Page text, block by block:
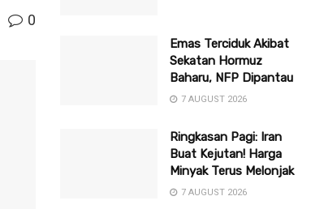
0
Emas Terciduk Akibat
Sekatan Hormuz
Baharu, NFP Dipantau
7 AUGUST 2026
Ringkasan Pagi: Iran
Buat Kejutan! Harga
Minyak Terus Melonjak
7 AUGUST 2026